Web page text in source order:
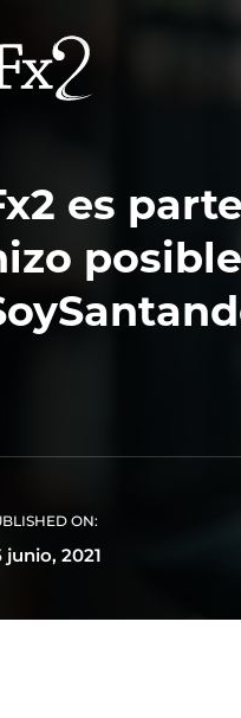
es
posible
ON:
junio, 2021